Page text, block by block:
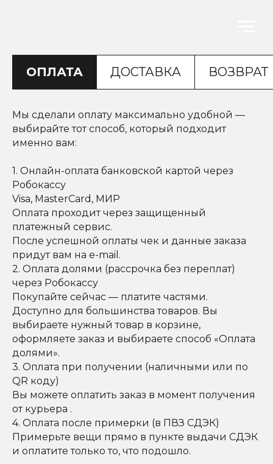
ОПЛАТА ДОСТАВКА ВОЗВРАТ
Мы сделали оплату максимально удобной —
выбирайте тот способ, который подходит
именно вам:
1. Онлайн-оплата банковской картой через
Робокассу
Visa, MasterCard, МИР
Оплата проходит через защищенный
платежный сервис.
После успешной оплаты чек и данные заказа
придут вам на e-mail.
2. Оплата долями (рассрочка без переплат)
через Робокассу
Покупайте сейчас — платите частями.
Доступно для большинства товаров. Вы
выбираете нужный товар в корзине,
оформляете заказ и выбираете способ «Оплата
долями».
3. Оплата при получении (наличными или по
QR коду)
Вы можете оплатить заказ в момент получения
от курьера .
4. Оплата после примерки (в ПВЗ СДЭК)
Примерьте вещи прямо в пункте выдачи СДЭК
и оплатите только то, что подошло.